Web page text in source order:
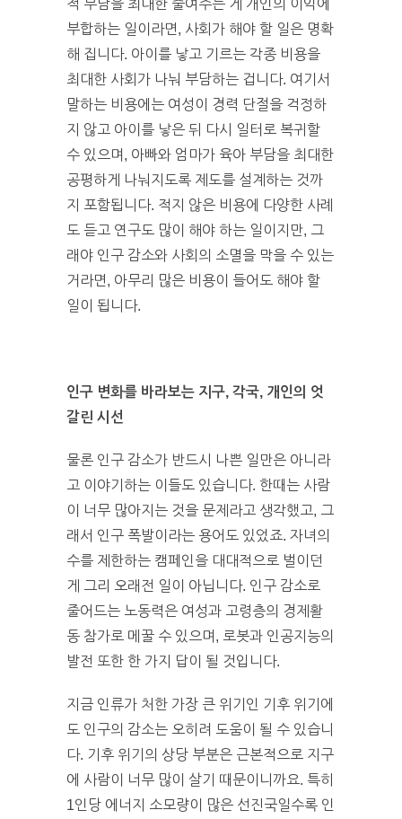
적 부담을 최대한 줄여주는 게 개인의 이익에
부합하는 일이라면, 사회가 해야 할 일은 명확
해 집니다. 아이를 낳고 기르는 각종 비용을
최대한 사회가 나눠 부담하는 겁니다. 여기서
말하는 비용에는 여성이 경력 단절을 걱정하
지 않고 아이를 낳은 뒤 다시 일터로 복귀할
수 있으며, 아빠와 엄마가 육아 부담을 최대한
공평하게 나눠지도록 제도를 설계하는 것까
지 포함됩니다. 적지 않은 비용에 다양한 사례
도 듣고 연구도 많이 해야 하는 일이지만, 그
래야 인구 감소와 사회의 소멸을 막을 수 있는
거라면, 아무리 많은 비용이 들어도 해야 할
일이 됩니다.
인구 변화를 바라보는 지구, 각국, 개인의 엇
갈린 시선
물론 인구 감소가 반드시 나쁜 일만은 아니라
고 이야기하는 이들도 있습니다. 한때는 사람
이 너무 많아지는 것을 문제라고 생각했고, 그
래서 인구 폭발이라는 용어도 있었죠. 자녀의
수를 제한하는 캠페인을 대대적으로 벌이던
게 그리 오래전 일이 아닙니다. 인구 감소로
줄어드는 노동력은 여성과 고령층의 경제활
동 참가로 메꿀 수 있으며, 로봇과 인공지능의
발전 또한 한 가지 답이 될 것입니다.
지금 인류가 처한 가장 큰 위기인 기후 위기에
도 인구의 감소는 오히려 도움이 될 수 있습니
다. 기후 위기의 상당 부분은 근본적으로 지구
에 사람이 너무 많이 살기 때문이니까요. 특히
1인당 에너지 소모량이 많은 선진국일수록 인